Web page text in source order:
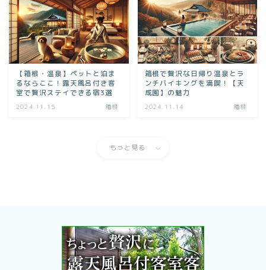
【箱根・温泉】ペットと泊ま
るならここ！露天風呂付き客
室で贅沢ステイできる宿3選
2024.11.15 箱根
箱根で贅沢な日帰り温泉とラ
ンチバイキングを満喫！【天
成園】の魅力
2024.11.14 箱根
もっと見る